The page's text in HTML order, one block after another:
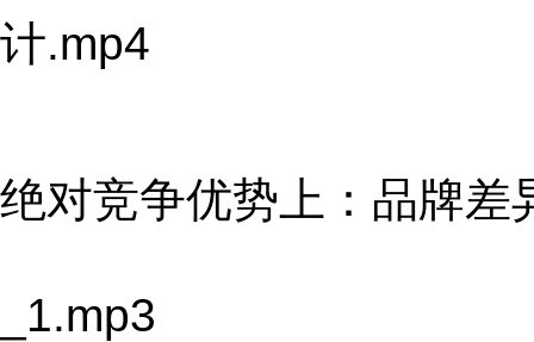
计.mp4
绝对竞争优势上：品牌差
_1.mp3